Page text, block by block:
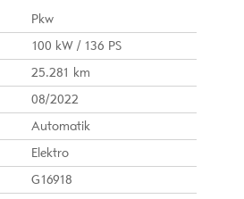
Pkw
100 kW / 136 PS
25.281 km
08/2022
Automatik
Elektro
G16918